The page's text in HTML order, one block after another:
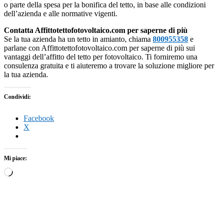
o parte della spesa per la bonifica del tetto, in base alle condizioni
dell’azienda e alle normative vigenti.
Contatta Affittotettofotovoltaico.com per saperne di più
Se la tua azienda ha un tetto in amianto, chiama 800955358 e
parlane con Affittotettofotovoltaico.com per saperne di più sui
vantaggi dell’affitto del tetto per fotovoltaico. Ti forniremo una
consulenza gratuita e ti aiuteremo a trovare la soluzione migliore per
la tua azienda.
Condividi:
Facebook
X
Mi piace:
Caricamento